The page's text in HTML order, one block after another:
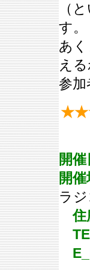
（
す。
あ
え
参
開催
開催
ラ
住